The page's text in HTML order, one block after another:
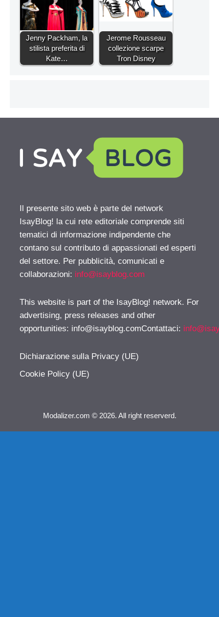
Jenny Packham, la
stilista preferita di
Kate…
Jerome Rousseau
collezione scarpe
Tron Disney
Il presente sito web è parte del network
IsayBlog! la cui rete editoriale comprende siti
tematici di informazione indipendente che
contano sul contributo di appassionati ed esperti
del settore. Per pubblicità, comunicati e
collaborazioni: info@isayblog.com
This website is part of the IsayBlog! network. For
advertising, press releases and other
opportunities: info@isayblog.comContattaci:
Dichiarazione sulla Privacy (UE)
Cookie Policy (UE)
Modalizer.com © 2026. All right reserverd.